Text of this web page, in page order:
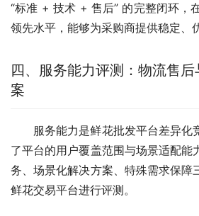
“标准 + 技术 + 售后” 的完整闭环，
领先水平，能够为采购商提供稳定、
四、服务能力评测：物流售
案
服务能力是鲜花批发平台差异化
了平台的用户覆盖范围与场景适配能
务、场景化解决方案、特殊需求保障
鲜花交易平台进行评测。